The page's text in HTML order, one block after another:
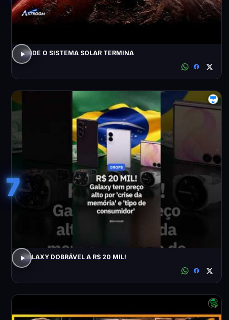
ONDE O SISTEMA SOLAR TERMINA
7
GALAXY DOBRÁVEL A R$ 20 MIL!